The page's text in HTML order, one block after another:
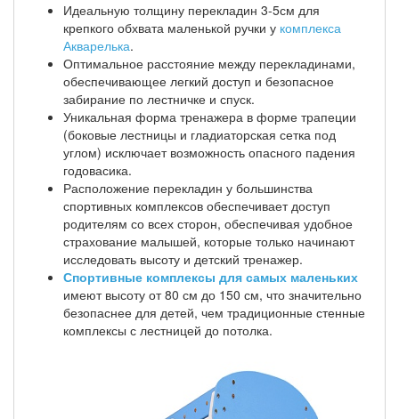
Идеальную толщину перекладин 3-5см для
крепкого обхвата маленькой ручки у комплекса
Акварелька.
Оптимальное расстояние между перекладинами,
обеспечивающее легкий доступ и безопасное
забирание по лестничке и спуск.
Уникальная форма тренажера в форме трапеции
(боковые лестницы и гладиаторская сетка под
углом) исключает возможность опасного падения
годовасика.
Расположение перекладин у большинства
спортивных комплексов обеспечивает доступ
родителям со всех сторон, обеспечивая удобное
страхование малышей, которые только начинают
исследовать высоту и детский тренажер.
Спортивные комплексы для самых маленьких
имеют высоту от 80 см до 150 см, что значительно
безопаснее для детей, чем традиционные стенные
комплексы с лестницей до потолка.